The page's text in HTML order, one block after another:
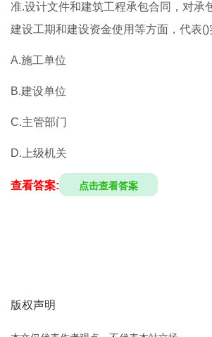
准.设计文件和建筑工程承包合同，对承
建设工期和建设资金使用等方面，代表()
A.施工单位
B.建设单位
C.主管部门
D.上级机关
查看答案: 点击查看答案
版权声明